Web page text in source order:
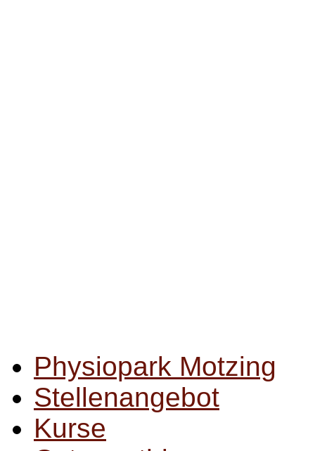
Physiopark Motzing
Stellenangebot
Kurse